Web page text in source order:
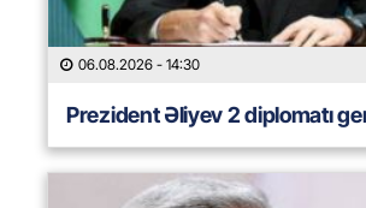
06.08.2026 - 14:30
Prezident Əliyev 2 diplomatı